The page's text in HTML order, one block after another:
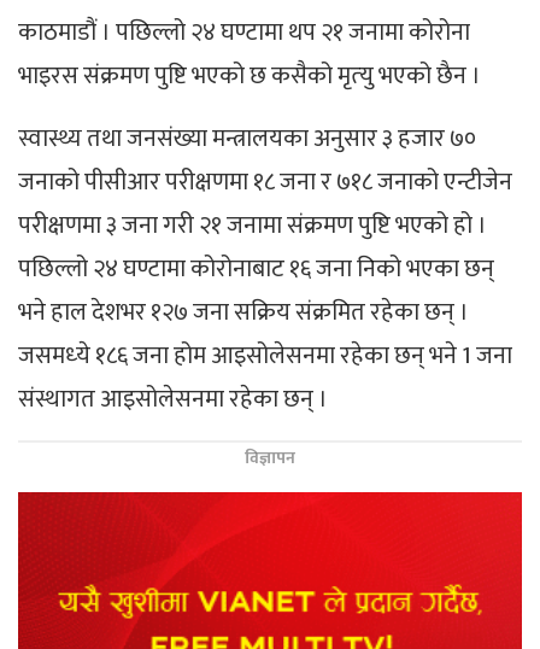
काठमाडौं । पछिल्लो २४ घण्टामा थप २१ जनामा कोरोना
भाइरस संक्रमण पुष्टि भएको छ कसैको मृत्‍यु भएको छैन ।
स्वास्थ्य तथा जनसंख्या मन्त्रालयका अनुसार ३ हजार ७०
जनाको पीसीआर परीक्षणमा १८ जना र ७१८ जनाको एन्टीजेन
परीक्षणमा ३ जना गरी २१ जनामा संक्रमण पुष्टि भएको हो ।
पछिल्लो २४ घण्टामा कोरोनाबाट १६ जना निको भएका छन्
भने हाल देशभर १२७ जना सक्रिय संक्रमित रहेका छन् ।
जसमध्‍ये १८६ जना होम आइसोलेसनमा रहेका छन् भने 1 जना
संस्थागत आइसोलेसनमा रहेका छन् ।
विज्ञापन